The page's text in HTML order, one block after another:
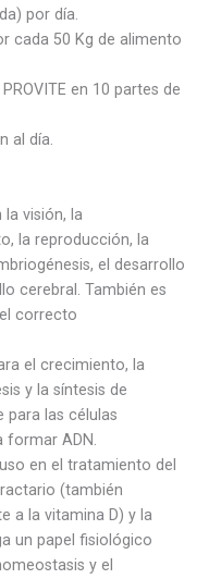
por día.
cada 50 Kg de alimento
PROVITE en 10 partes de
al día.
la visión, la
la reproducción, la
el desarrollo
cerebral. También es
correcto
el crecimiento, la
y la síntesis de
para las células
ADN.
en el tratamiento del
(también
a la vitamina D) y la
un papel fisiológico
y el